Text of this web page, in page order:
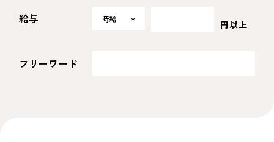
給与 時給
時給
円以上
フリーワード